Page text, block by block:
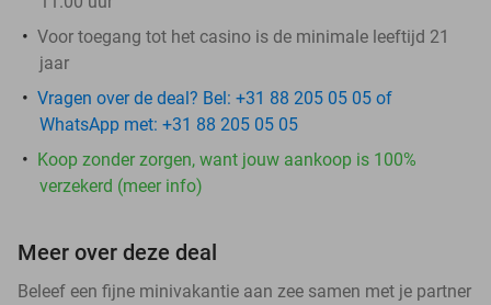
Voor toegang tot het casino is de minimale leeftijd 21
jaar
Vragen over de deal? Bel: +31 88 205 05 05 of
WhatsApp met: +31 88 205 05 05
Koop zonder zorgen, want jouw aankoop is 100%
verzekerd (meer info)
Meer over deze deal
Beleef een fijne minivakantie aan zee samen met je partner